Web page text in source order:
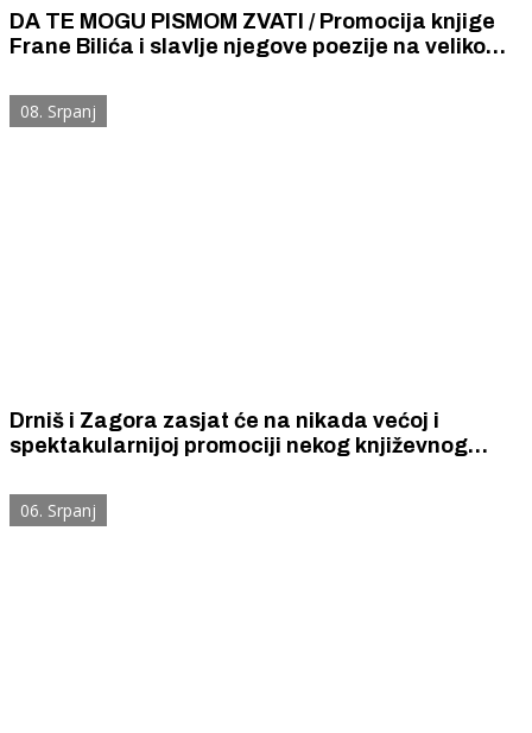
DA TE MOGU PISMOM ZVATI / Promocija knjige
Frane Bilića i slavlje njegove poezije na velikom
08. Srpanj
Drniš i Zagora zasjat će na nikada većoj i
spektakularnijoj promociji nekog književnog
pismom zvati”
06. Srpanj